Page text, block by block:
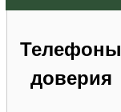
Телефоны
доверия